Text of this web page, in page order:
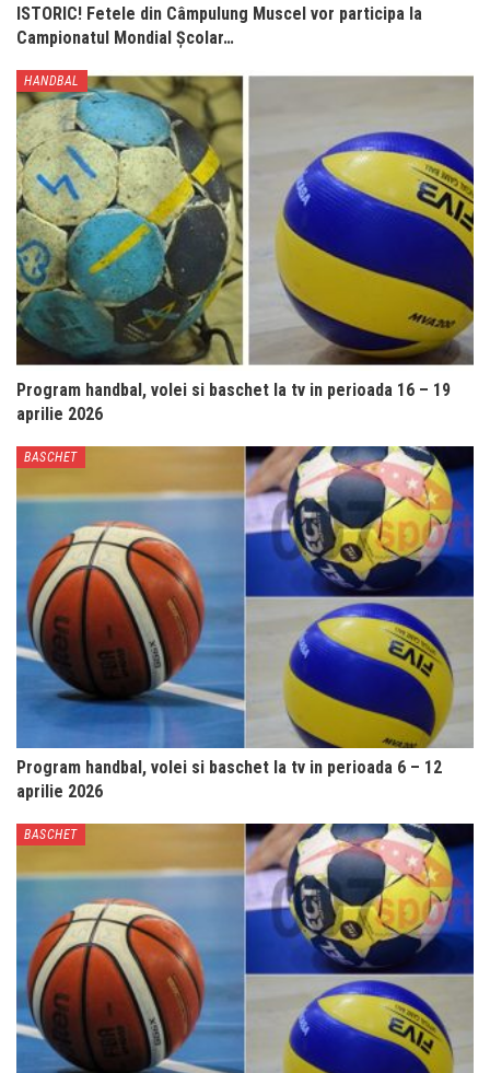
ISTORIC! Fetele din Câmpulung Muscel vor participa la
Campionatul Mondial Școlar…
HANDBAL
Program handbal, volei si baschet la tv in perioada 16 – 19
aprilie 2026
BASCHET
Program handbal, volei si baschet la tv in perioada 6 – 12
aprilie 2026
BASCHET